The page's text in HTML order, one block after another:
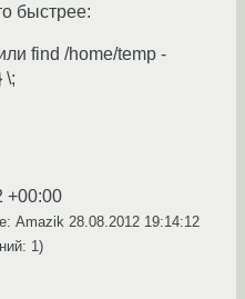
быстрее:
find /home/temp -
\;
+00:00
Amazik 28.08.2012 19:14:12
1)